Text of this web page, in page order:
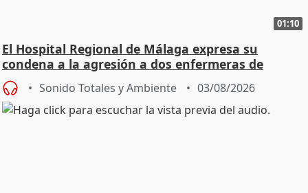
01:10
El Hospital Regional de Málaga expresa su
condena a la agresión a dos enfermeras de
Urgencias
Sonido Totales y Ambiente 03/08/2026